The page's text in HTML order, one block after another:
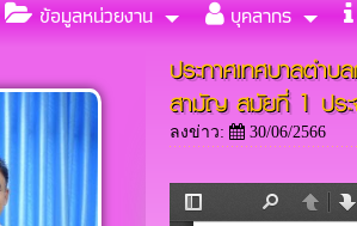
« แต่งตั้งคณะทำงานขับเคลื่อน
ข้อมูลหน่วยงาน บุคลากร
ประกาศเทศบาลตำ
สามัญ สมัยที่ 1 ปร
ลงข่าว: 30/06/2566